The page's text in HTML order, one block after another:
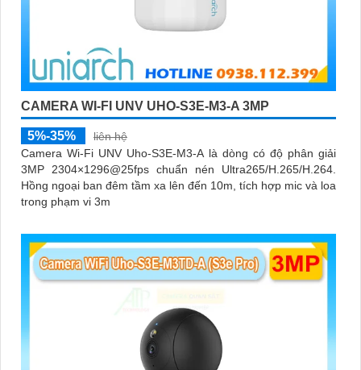
CAMERA WI-FI UNV UHO-S3E-M3-A 3MP
5%-35%
liên hệ
Camera Wi-Fi UNV Uho-S3E-M3-A là dòng có độ phân giải
3MP 2304×1296@25fps chuẩn nén Ultra265/H.265/H.264.
Hồng ngoại ban đêm tầm xa lên đến 10m, tích hợp mic và loa
trong phạm vi 3m